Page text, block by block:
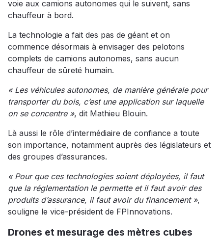
voie aux camions autonomes qui le suivent, sans
chauffeur à bord.
La technologie a fait des pas de géant et on
commence désormais à envisager des pelotons
complets de camions autonomes, sans aucun
chauffeur de sûreté humain.
« Les véhicules autonomes, de manière générale pour
transporter du bois, c’est une application sur laquelle
on se concentre », dit Mathieu Blouin.
Là aussi le rôle d’intermédiaire de confiance a toute
son importance, notamment auprès des législateurs et
des groupes d’assurances.
« Pour que ces technologies soient déployées, il faut
que la réglementation le permette et il faut avoir des
produits d’assurance, il faut avoir du financement »,
souligne le vice-président de FPInnovations.
Drones et mesurage des mètres cubes